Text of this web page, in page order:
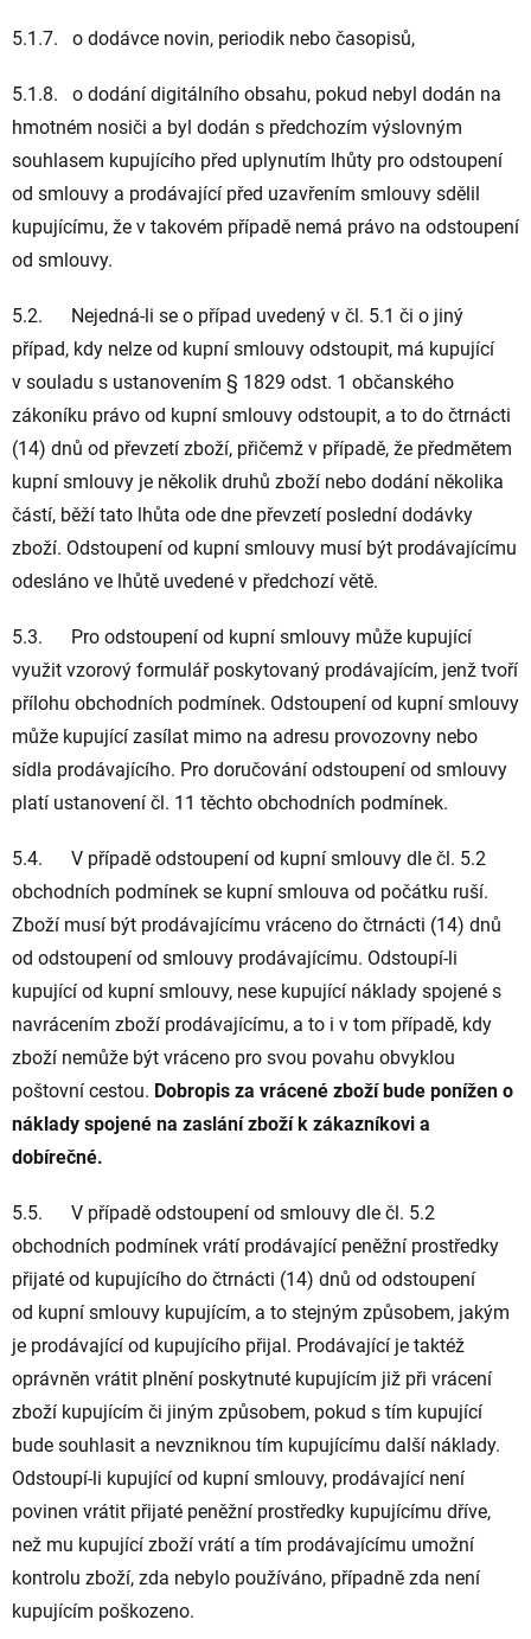
5.1.7. o dodávce novin, periodik nebo časopisů,
5.1.8. o dodání digitálního obsahu, pokud nebyl dodán na
hmotném nosiči a byl dodán s předchozím výslovným
souhlasem kupujícího před uplynutím lhůty pro odstoupení
od smlouvy a prodávající před uzavřením smlouvy sdělil
kupujícímu, že v takovém případě nemá právo na odstoupení
od smlouvy.
5.2. Nejedná-li se o případ uvedený v čl. 5.1 či o jiný
případ, kdy nelze od kupní smlouvy odstoupit, má kupující
v souladu s ustanovením § 1829 odst. 1 občanského
zákoníku právo od kupní smlouvy odstoupit, a to do čtrnácti
(14) dnů od převzetí zboží, přičemž v případě, že předmětem
kupní smlouvy je několik druhů zboží nebo dodání několika
částí, běží tato lhůta ode dne převzetí poslední dodávky
zboží. Odstoupení od kupní smlouvy musí být prodávajícímu
odesláno ve lhůtě uvedené v předchozí větě.
5.3. Pro odstoupení od kupní smlouvy může kupující
využit vzorový formulář poskytovaný prodávajícím, jenž tvoří
přílohu obchodních podmínek. Odstoupení od kupní smlouvy
může kupující zasílat mimo na adresu provozovny nebo
sídla prodávajícího. Pro doručování odstoupení od smlouvy
platí ustanovení čl. 11 těchto obchodních podmínek.
5.4. V případě odstoupení od kupní smlouvy dle čl. 5.2
obchodních podmínek se kupní smlouva od počátku ruší.
Zboží musí být prodávajícímu vráceno do čtrnácti (14) dnů
od odstoupení od smlouvy prodávajícímu. Odstoupí-li
kupující od kupní smlouvy, nese kupující náklady spojené s
navrácením zboží prodávajícímu, a to i v tom případě, kdy
zboží nemůže být vráceno pro svou povahu obvyklou
poštovní cestou. Dobropis za vrácené zboží bude ponížen o
náklady spojené na zaslání zboží k zákazníkovi a
dobírečné.
5.5. V případě odstoupení od smlouvy dle čl. 5.2
obchodních podmínek vrátí prodávající peněžní prostředky
přijaté od kupujícího do čtrnácti (14) dnů od odstoupení
od kupní smlouvy kupujícím, a to stejným způsobem, jakým
je prodávající od kupujícího přijal. Prodávající je taktéž
oprávněn vrátit plnění poskytnuté kupujícím již při vrácení
zboží kupujícím či jiným způsobem, pokud s tím kupující
bude souhlasit a nevzniknou tím kupujícímu další náklady.
Odstoupí-li kupující od kupní smlouvy, prodávající není
povinen vrátit přijaté peněžní prostředky kupujícímu dříve,
než mu kupující zboží vrátí a tím prodávajícímu umožní
kontrolu zboží, zda nebylo používáno, případně zda není
kupujícím poškozeno.